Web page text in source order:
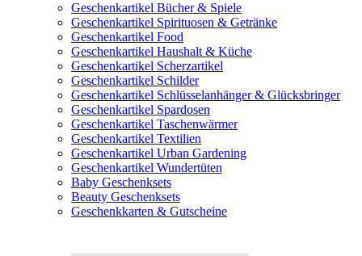
Geschenkartikel Bücher & Spiele
Geschenkartikel Spirituosen & Getränke
Geschenkartikel Food
Geschenkartikel Haushalt & Küche
Geschenkartikel Scherzartikel
Geschenkartikel Schilder
Geschenkartikel Schlüsselanhänger & Glücksbringer
Geschenkartikel Spardosen
Geschenkartikel Taschenwärmer
Geschenkartikel Textilien
Geschenkartikel Urban Gardening
Geschenkartikel Wundertüten
Baby Geschenksets
Beauty Geschenksets
Geschenkkarten & Gutscheine